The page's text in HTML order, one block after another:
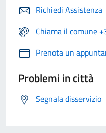
Richiedi Assistenza
Chiama il comune
Prenota un
Problemi in città
Segnala disservizio